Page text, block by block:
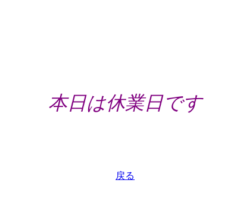
本日は休業日です
戻る